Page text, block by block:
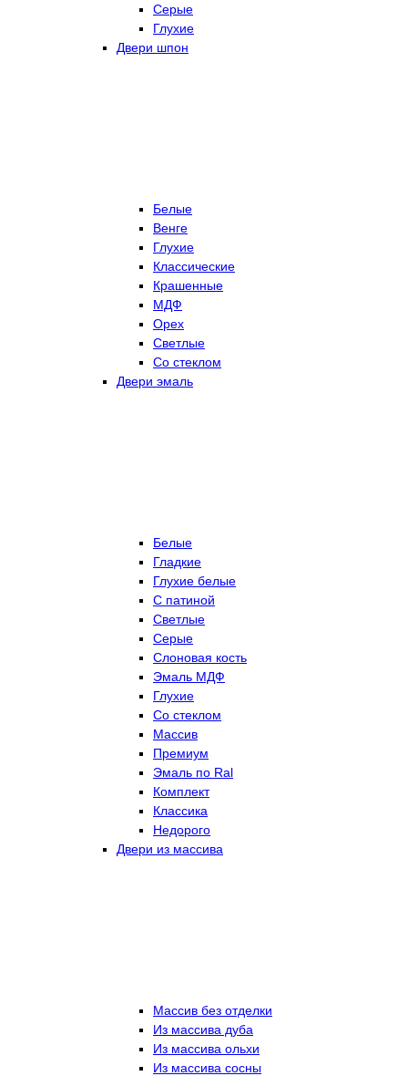
Серые
Глухие
Двери шпон
Белые
Венге
Глухие
Классические
Крашенные
МДФ
Орех
Светлые
Со стеклом
Двери эмаль
Белые
Гладкие
Глухие белые
С патиной
Светлые
Серые
Слоновая кость
Эмаль МДФ
Глухие
Со стеклом
Массив
Премиум
Эмаль по Ral
Комплект
Классика
Недорого
Двери из массива
Массив без отделки
Из массива дуба
Из массива ольхи
Из массива сосны